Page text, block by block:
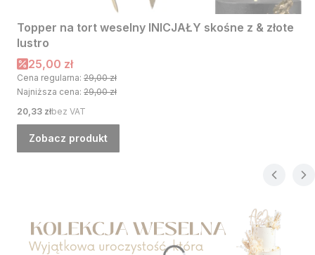
Topper na tort weselny INICJAŁY skośne z & złote
lustro
Cena promocyjna
25,00 zł
Cena regularna: 29,00 zł
Najniższa cena: 29,00 zł
Cena
20,33 złbez VAT
Zobacz produkt